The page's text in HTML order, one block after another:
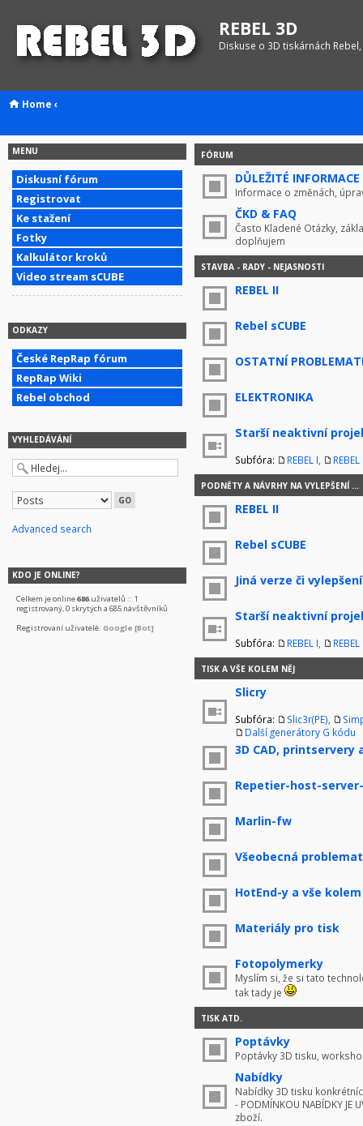
REBEL 3D
Diskuse o 3D tiskárnách
Home ‹
MENU
Diskusní fórum
Registrovat
Ke stažení
Fotky
Kalkulátor kroků
Video stream sCUBE
ODKAZY
České RepRap fórum
RepRap Wiki
Rebel obchod
VYHLEDÁVÁNÍ
Advanced search
KDO JE ONLINE?
Celkem je online686 uživatelů :: 1
registrovaný, 0 skrytých a 685 návštěvníků
Registrovaní uživatelé: Google [Bot]
FÓRUM
DŮLEŽITÉ INFORMACE
Informace o změnách,
ČKD & FAQ
Často Kladené Otázky,
doplňujem
STAVBA - RADY - NEJASNOSTI
REBEL II
Rebel sCUBE
OSTATNÍ
ELEKTRONIKA
Starší neaktivní
Subfóra: REBEL I REBEL
PODNĚTY A NÁVRHY NA VYLEPŠENÍ ...
REBEL II
Rebel sCUBE
Jiná verze či
Starší neaktivní
Subfóra: REBEL I REBEL
TISK A VŠE KOLEM NĚJ
Slicry
Subfóra: Slic3r(PE)
Další generátory G kódu
3D CAD, printservery
Repetier-host-
Marlin-fw
Všeobecná
HotEnd-y a vše kolem
Materiály pro tisk
Fotopolymerky
Myslím si, že si tato
tak tady je
TISK ATD.
Poptávky
Poptávky 3D tisku,
Nabídky
Nabídky 3D tisku
- PODMÍNKOU NABÍDKY JE
zboží.